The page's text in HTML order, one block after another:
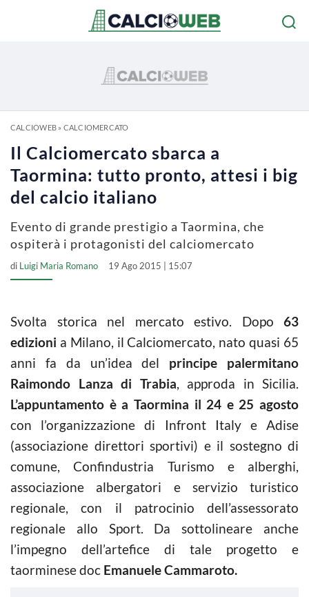
CALCIOWEB» CALCIOMERCATO
Il Calciomercato sbarca a
Taormina: tutto pronto, attesi i big
del calcio italiano
Evento di grande prestigio a Taormina, che
ospiterà i protagonisti del calciomercato
di Luigi Maria Romano 19 Ago 2015 | 15:07
Svolta storica nel mercato estivo. Dopo 63
edizioni a Milano, il Calciomercato, nato quasi 65
anni fa da un’idea del principe palermitano
Raimondo Lanza di Trabia, approda in Sicilia.
L’appuntamento è a Taormina il 24 e 25 agosto
con l’organizzazione di Infront Italy e Adise
(associazione direttori sportivi) e il sostegno di
comune, Confindustria Turismo e alberghi,
associazione albergatori e servizio turistico
regionale, con il patrocinio dell’assessorato
regionale allo Sport. Da sottolineare anche
l’impegno dell’artefice di tale progetto e
taorminese doc Emanuele Cammaroto.